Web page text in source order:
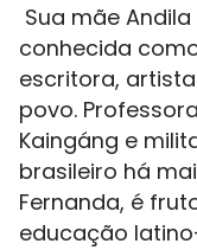
Sua mãe
conhecida
escritora,
povo.
Kaingáng e
brasileiro há
Fernanda, é
educação